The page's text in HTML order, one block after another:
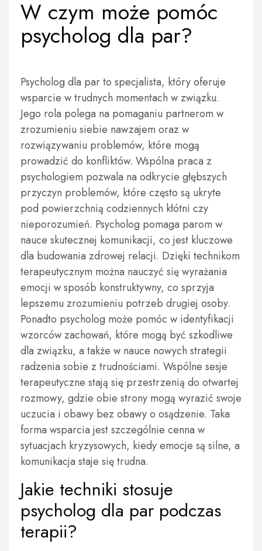
W czym może pomóc
psycholog dla par?
Psycholog dla par to specjalista, który oferuje
wsparcie w trudnych momentach w związku.
Jego rola polega na pomaganiu partnerom w
zrozumieniu siebie nawzajem oraz w
rozwiązywaniu problemów, które mogą
prowadzić do konfliktów. Wspólna praca z
psychologiem pozwala na odkrycie głębszych
przyczyn problemów, które często są ukryte
pod powierzchnią codziennych kłótni czy
nieporozumień. Psycholog pomaga parom w
nauce skutecznej komunikacji, co jest kluczowe
dla budowania zdrowej relacji. Dzięki technikom
terapeutycznym można nauczyć się wyrażania
emocji w sposób konstruktywny, co sprzyja
lepszemu zrozumieniu potrzeb drugiej osoby.
Ponadto psycholog może pomóc w identyfikacji
wzorców zachowań, które mogą być szkodliwe
dla związku, a także w nauce nowych strategii
radzenia sobie z trudnościami. Wspólne sesje
terapeutyczne stają się przestrzenią do otwartej
rozmowy, gdzie obie strony mogą wyrazić swoje
uczucia i obawy bez obawy o osądzenie. Taka
forma wsparcia jest szczególnie cenna w
sytuacjach kryzysowych, kiedy emocje są silne, a
komunikacja staje się trudna.
Jakie techniki stosuje
psycholog dla par podczas
terapii?